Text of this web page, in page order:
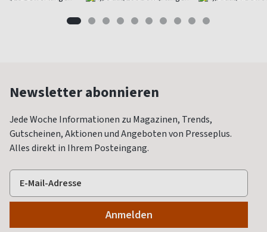
Newsletter abonnieren
Jede Woche Informationen zu Magazinen, Trends,
Gutscheinen, Aktionen und Angeboten von Presseplus.
Alles direkt in Ihrem Posteingang.